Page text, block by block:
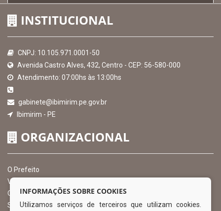
INSTITUCIONAL
CNPJ: 10.105.971.0001-50
Avenida Castro Alves, 432, Centro - CEP: 56-580-000
Atendimento: 07:00hs às 13:00hs
gabinete@ibimirim.pe.gov.br
Ibimirim - PE
ORGANIZACIONAL
O Prefeito
Vice Prefeito
Ouvidoria Municipal
Serviço de Informação ao Cidadão – SIC
INFORMAÇÕES SOBRE COOKIES
Utilizamos serviços de terceiros que utilizam cookies.